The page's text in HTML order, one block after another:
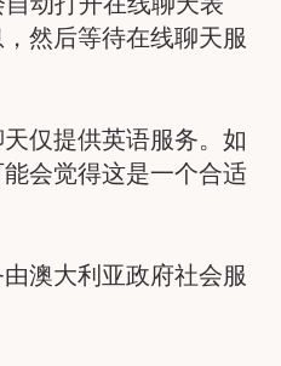
然后等待在线聊天服
仅提供英语服务。如
会觉得这是一个合适
澳大利亚政府社会服